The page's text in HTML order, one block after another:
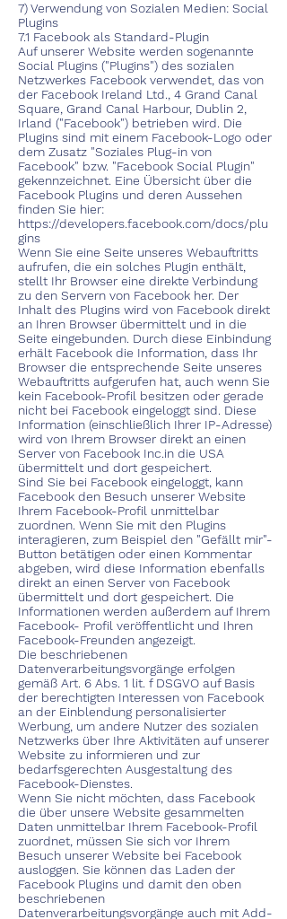
7) Verwendung von Sozialen Medien: Social
Plugins
7.1 Facebook als Standard-Plugin
Auf unserer Website werden sogenannte
Social Plugins ("Plugins") des sozialen
Netzwerkes Facebook verwendet, das von
der Facebook Ireland Ltd., 4 Grand Canal
Square, Grand Canal Harbour, Dublin 2,
Irland ("Facebook") betrieben wird. Die
Plugins sind mit einem Facebook-Logo oder
dem Zusatz "Soziales Plug-in von
Facebook" bzw. "Facebook Social Plugin"
gekennzeichnet. Eine Übersicht über die
Facebook Plugins und deren Aussehen
finden Sie hier:
https://developers.facebook.com/docs/plu
gins
Wenn Sie eine Seite unseres Webauftritts
aufrufen, die ein solches Plugin enthält,
stellt Ihr Browser eine direkte Verbindung
zu den Servern von Facebook her. Der
Inhalt des Plugins wird von Facebook direkt
an Ihren Browser übermittelt und in die
Seite eingebunden. Durch diese Einbindung
erhält Facebook die Information, dass Ihr
Browser die entsprechende Seite unseres
Webauftritts aufgerufen hat, auch wenn Sie
kein Facebook-Profil besitzen oder gerade
nicht bei Facebook eingeloggt sind. Diese
Information (einschließlich Ihrer IP-Adresse)
wird von Ihrem Browser direkt an einen
Server von Facebook Inc.in die USA
übermittelt und dort gespeichert.
Sind Sie bei Facebook eingeloggt, kann
Facebook den Besuch unserer Website
Ihrem Facebook-Profil unmittelbar
zuordnen. Wenn Sie mit den Plugins
interagieren, zum Beispiel den "Gefällt mir"-
Button betätigen oder einen Kommentar
abgeben, wird diese Information ebenfalls
direkt an einen Server von Facebook
übermittelt und dort gespeichert. Die
Informationen werden außerdem auf Ihrem
Facebook- Profil veröffentlicht und Ihren
Facebook-Freunden angezeigt.
Die beschriebenen
Datenverarbeitungsvorgänge erfolgen
gemäß Art. 6 Abs. 1 lit. f DSGVO auf Basis
der berechtigten Interessen von Facebook
an der Einblendung personalisierter
Werbung, um andere Nutzer des sozialen
Netzwerks über Ihre Aktivitäten auf unserer
Website zu informieren und zur
bedarfsgerechten Ausgestaltung des
Facebook-Dienstes.
Wenn Sie nicht möchten, dass Facebook
die über unsere Website gesammelten
Daten unmittelbar Ihrem Facebook-Profil
zuordnet, müssen Sie sich vor Ihrem
Besuch unserer Website bei Facebook
ausloggen. Sie können das Laden der
Facebook Plugins und damit den oben
beschriebenen
Datenverarbeitungsvorgänge auch mit Add-